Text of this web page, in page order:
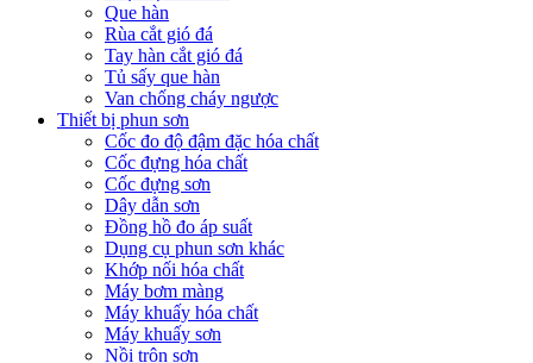
Que hàn
Rùa cắt gió đá
Tay hàn cắt gió đá
Tủ sấy que hàn
Van chống cháy ngược
Thiết bị phun sơn
Cốc đo độ đậm đặc hóa chất
Cốc đựng hóa chất
Cốc đựng sơn
Dây dẫn sơn
Đồng hồ đo áp suất
Dụng cụ phun sơn khác
Khớp nối hóa chất
Máy bơm màng
Máy khuấy hóa chất
Máy khuấy sơn
Nồi trộn sơn